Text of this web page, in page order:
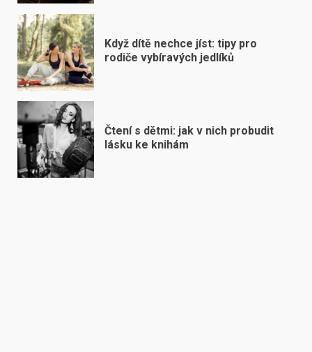
Když dítě nechce jíst: tipy pro
rodiče vybíravých jedlíků
Čtení s dětmi: jak v nich probudit
lásku ke knihám